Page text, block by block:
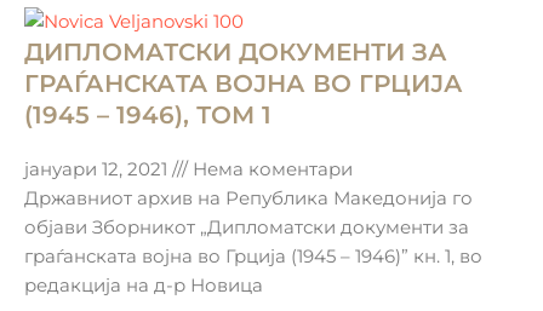
ДИПЛОМАТСКИ ДОКУМЕНТИ ЗА
ГРАЃАНСКАTA ВОЈНА ВО ГРЦИЈА
(1945 – 1946), ТОМ 1
јануари 12, 2021
Нема коментари
Државниот архив на Република Македонија го
објави Зборникот „Дипломатски документи за
граѓанската војна во Грција (1945 – 1946)” кн. 1, во
редакција на д-р Новица